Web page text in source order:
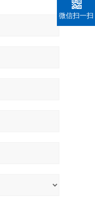
微信扫一扫